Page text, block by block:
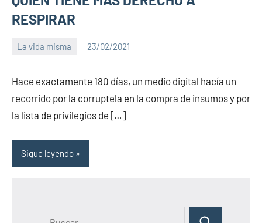
RESPIRAR
La vida misma 23/02/2021
Hace exactamente 180 días, un medio digital hacía un
recorrido por la corruptela en la compra de insumos y por
la lista de privilegios de […]
Sigue leyendo